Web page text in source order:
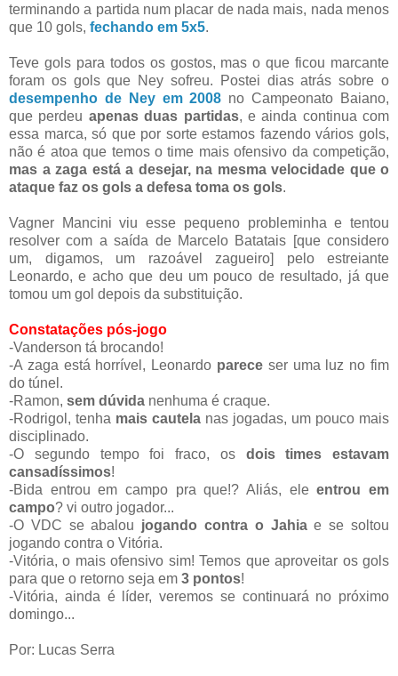
terminando a partida num placar de nada mais, nada menos
que 10 gols, fechando em 5x5.
Teve gols para todos os gostos, mas o que ficou marcante
foram os gols que Ney sofreu. Postei dias atrás sobre o
desempenho de Ney em 2008 no Campeonato Baiano,
que perdeu apenas duas partidas, e ainda continua com
essa marca, só que por sorte estamos fazendo vários gols,
não é atoa que temos o time mais ofensivo da competição,
mas a zaga está a desejar, na mesma velocidade que o
ataque faz os gols a defesa toma os gols.
Vagner Mancini viu esse pequeno probleminha e tentou
resolver com a saída de Marcelo Batatais [que considero
um, digamos, um razoável zagueiro] pelo estreiante
Leonardo, e acho que deu um pouco de resultado, já que
tomou um gol depois da substituição.
Constatações pós-jogo
-Vanderson tá brocando!
-A zaga está horrível, Leonardo parece ser uma luz no fim
do túnel.
-Ramon, sem dúvida nenhuma é craque.
-Rodrigol, tenha mais cautela nas jogadas, um pouco mais
disciplinado.
-O segundo tempo foi fraco, os dois times estavam
cansadíssimos!
-Bida entrou em campo pra que!? Aliás, eleentrou em
campo? vi outro jogador...
-O VDC se abalou jogando contra o Jahiae se soltou
jogando contra o Vitória.
-Vitória, o mais ofensivo sim! Temos que aproveitar os gols
para que o retorno seja em 3 pontos!
-Vitória, ainda é líder, veremos se continuará no próximo
domingo...
Por: Lucas Serra